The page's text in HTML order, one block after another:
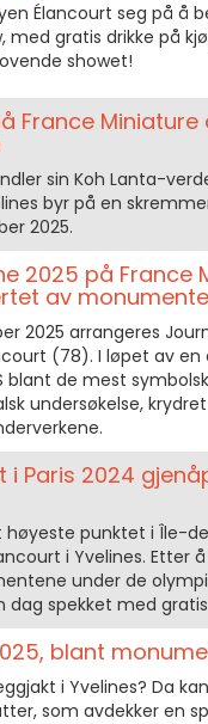
Élancourt seg på
med gratis drikke på
showet!
France Miniature
sin Koh Lanta-
byr på en
2025.
2025 på France
av
2025 arrangeres
(78). I løpet av
blant de mest
undersøkelse,
i Paris 2024
høyeste punktet i Île-
i Yvelines.
under de
dag spekket med
blant
i Yvelines? Da
som avdekker en